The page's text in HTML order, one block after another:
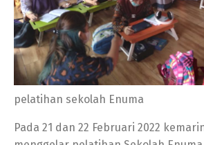
pelatihan sekolah Enuma
Pada 21 dan 22 Februari 2022